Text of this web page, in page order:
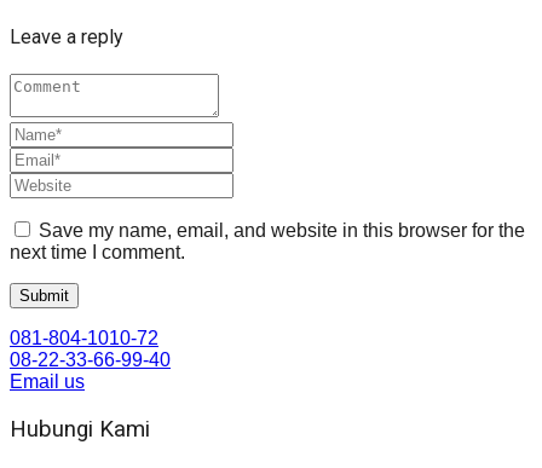
Leave a reply
Save my name, email, and website in this browser for the
next time I comment.
081-804-1010-72
08-22-33-66-99-40
Email us
Hubungi Kami